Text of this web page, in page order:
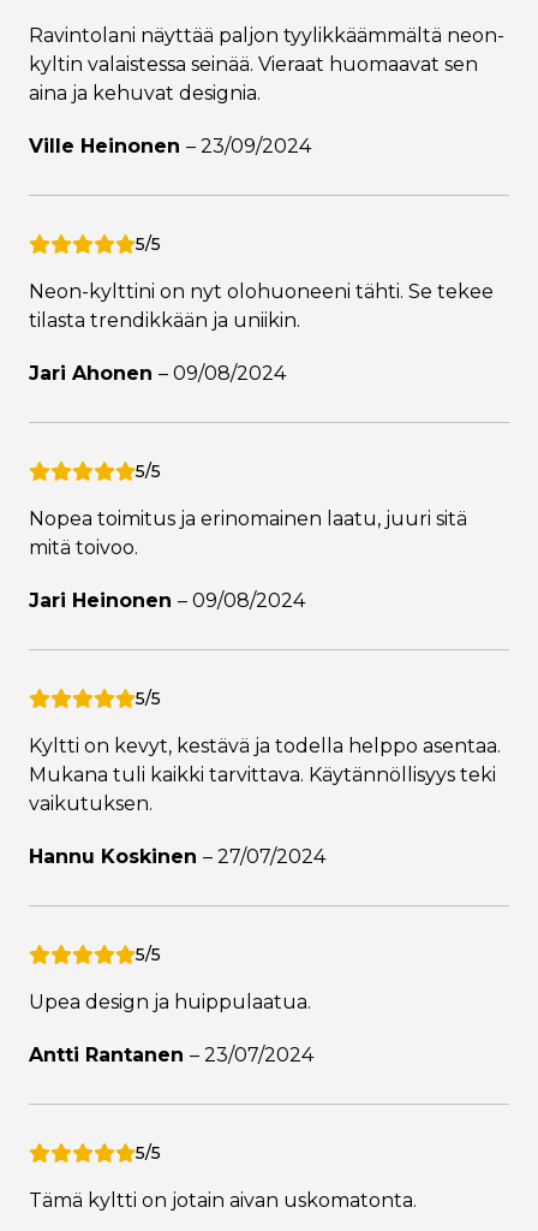
Ravintolani näyttää paljon tyylikkäämmältä neon-
kyltin valaistessa seinää. Vieraat huomaavat sen
aina ja kehuvat designia.
Ville Heinonen – 23/09/2024
5/5
Neon-kylttini on nyt olohuoneeni tähti. Se tekee
tilasta trendikkään ja uniikin.
Jari Ahonen – 09/08/2024
5/5
Nopea toimitus ja erinomainen laatu, juuri sitä
mitä toivoo.
Jari Heinonen – 09/08/2024
5/5
Kyltti on kevyt, kestävä ja todella helppo asentaa.
Mukana tuli kaikki tarvittava. Käytännöllisyys teki
vaikutuksen.
Hannu Koskinen – 27/07/2024
5/5
Upea design ja huippulaatua.
Antti Rantanen – 23/07/2024
5/5
Tämä kyltti on jotain aivan uskomatonta.